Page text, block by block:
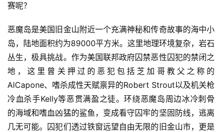
赛呢？
恶魔岛是美国旧金山附近一个充满神秘和传奇故事的海中小
岛，陆地面积约为89000平方米。这里地理环境复杂，岩石
丛生，极具挑战。作为美国联邦政府囚禁恶性囚犯的禁闭之
地，这里曾关押过的恶犯包括芝加哥教父之称的
AlCapone、嗜杀成性天赋禀异的Robert Strout以及机关枪
冷血杀手Kelly等恶贯满盈之徒。环绕恶魔岛周边冰冷刺骨
的海域和嗜血凶猛的鲨鱼，变成看守囚牢的坚固防线，逃离
几无可能。囚犯们透过铁窗远望自由无限的旧金山市，更是